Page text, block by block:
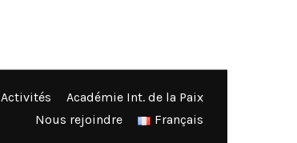
Activités
Académie Int. de la Paix
Nous rejoindre
Français